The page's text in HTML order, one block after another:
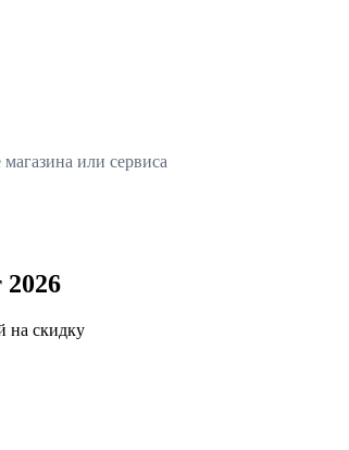
или сервиса
на скидку